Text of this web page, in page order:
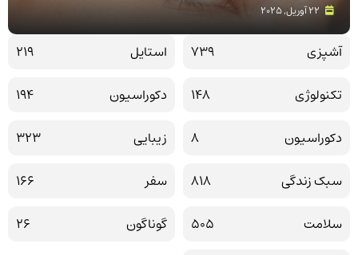
آشپزی 739 استایل
219
تکنولوژی
148 دکوراسیون
194
دکوراسیون
8 زیبایی
323
سبک زندگی
818 سفر
166
سلامت
505 گوناگون
26